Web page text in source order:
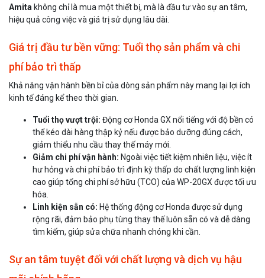
Amita không chỉ là mua một thiết bị, mà là đầu tư vào sự an tâm,
hiệu quả công việc và giá trị sử dụng lâu dài.
Giá trị đầu tư bền vững: Tuổi thọ sản phẩm và chi
phí bảo trì thấp
Khả năng vận hành bền bỉ của dòng sản phẩm này mang lại lợi ích
kinh tế đáng kể theo thời gian.
Tuổi thọ vượt trội: Động cơ Honda GX nổi tiếng với độ bền có
thể kéo dài hàng thập kỷ nếu được bảo dưỡng đúng cách,
giảm thiểu nhu cầu thay thế máy mới.
Giảm chi phí vận hành: Ngoài việc tiết kiệm nhiên liệu, việc ít
hư hỏng và chi phí bảo trì định kỳ thấp do chất lượng linh kiện
cao giúp tổng chi phí sở hữu (TCO) của WP-20GX được tối ưu
hóa.
Linh kiện sẵn có: Hệ thống động cơ Honda được sử dụng
rộng rãi, đảm bảo phụ tùng thay thế luôn sẵn có và dễ dàng
tìm kiếm, giúp sửa chữa nhanh chóng khi cần.
Sự an tâm tuyệt đối với chất lượng và dịch vụ hậu